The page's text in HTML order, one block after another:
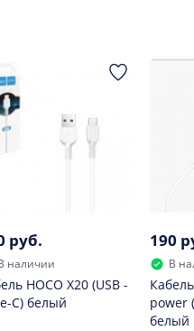
руб.
наличии
HOCO X20 (USB -
C) белый
190
В
power
белый